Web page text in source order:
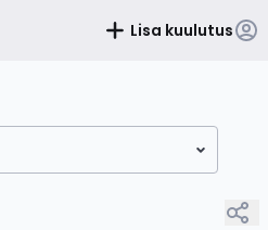
Lisa kuulutus